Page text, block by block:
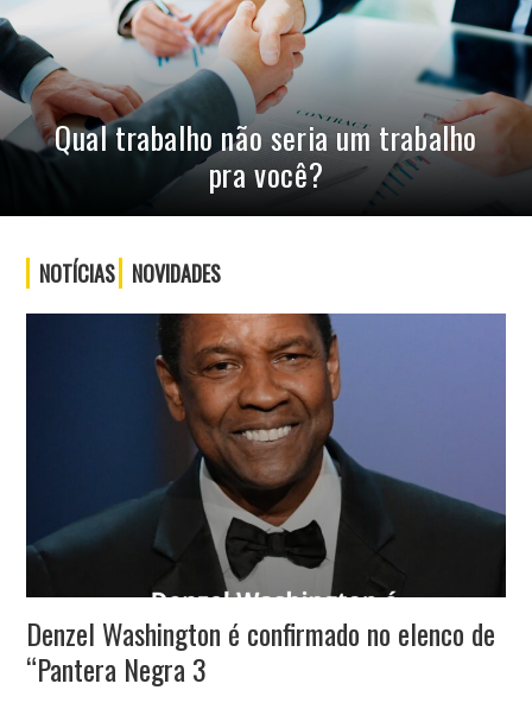
Qual trabalho não seria um trabalho
pra você?
NOTÍCIAS NOVIDADES
Denzel Washington é confirmado no elenco de
“Pantera Negra 3